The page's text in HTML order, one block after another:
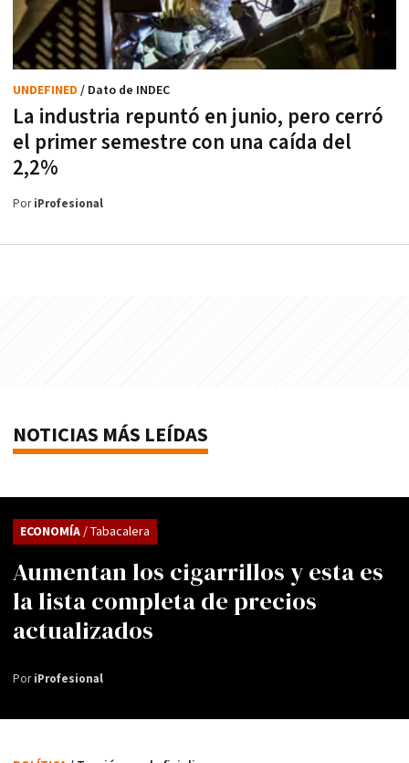
La industria repuntó en junio, pero cerró
el primer semestre con una caída del
2,2%
UNDEFINED / Dato de INDEC
PoriProfesional
NOTICIAS MÁS LEÍDAS
Aumentan los cigarrillos y esta es
la lista completa de precios
actualizados
ECONOMÍA/ Tabacalera
PoriProfesional